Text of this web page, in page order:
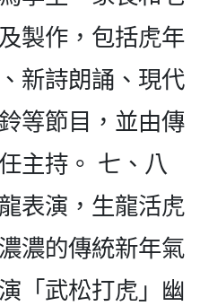
製作，包括虎年
新詩朗誦、現代
等節目，並由傳
主持。 七、八
表演，生龍活虎
濃的傳統新年氣
「武松打虎」幽